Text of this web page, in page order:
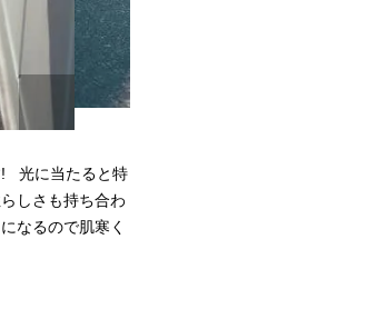
! 光に当たると特
しさも持ち合わ
なるので肌寒く